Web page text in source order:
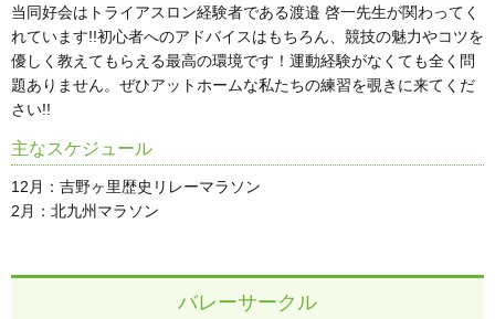
当同好会はトライアスロン経験者である渡邉 啓一先生が関わってく
れています!!初心者へのアドバイスはもちろん、競技の魅力やコツを
優しく教えてもらえる最高の環境です！運動経験がなくても全く問
題ありません。ぜひアットホームな私たちの練習を覗きに来てくだ
さい!!
主なスケジュール
12月：吉野ヶ里歴史リレーマラソン
2月：北九州マラソン
バレーサークル